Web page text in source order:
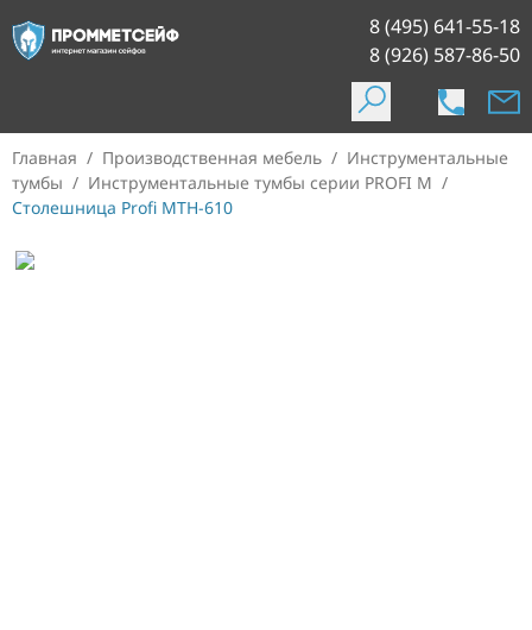
8 (495) 641-55-18
8 (926) 587-86-50
Главная / Производственная мебель / Инструментальные
тумбы / Инструментальные тумбы серии PROFI M /
Столешница Profi MTH-610